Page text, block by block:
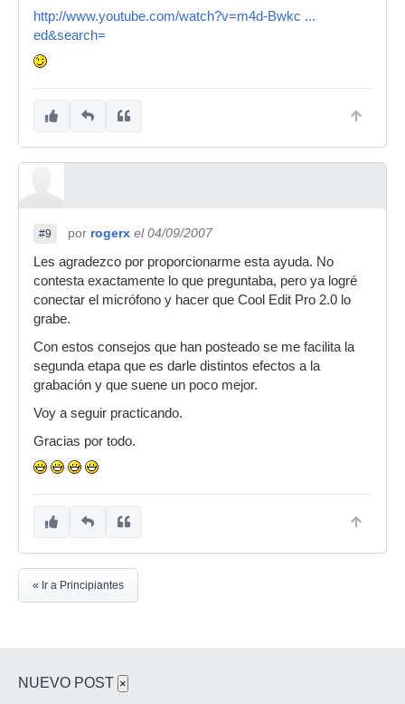
http://www.youtube.com/watch?v=m4d-Bwkc ...
ed&search=
#9 por rogerx el 04/09/2007
Les agradezco por proporcionarme esta ayuda. No
contesta exactamente lo que preguntaba, pero ya logré
conectar el micrófono y hacer que Cool Edit Pro 2.0 lo
grabe.
Con estos consejos que han posteado se me facilita la
segunda etapa que es darle distintos efectos a la
grabación y que suene un poco mejor.
Voy a seguir practicando.
Gracias por todo.
« Ir a Principiantes
NUEVO POST ×